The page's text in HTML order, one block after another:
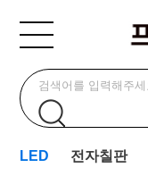
LED 전자칠판